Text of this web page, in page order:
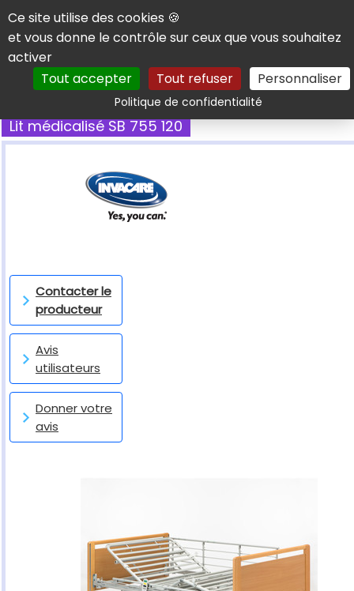
Panneau de gestion des cookies
Ce site utilise des cookies 🍪
et vous donne le contrôle sur ceux que vous souhaitez
activer
Tout accepter
Tout refuser Personnaliser
Politique de confidentialitéRechercher
Lit médicalisé SB 755 120
Contacter le
producteur
Avis
utilisateurs
Donner votre
avis